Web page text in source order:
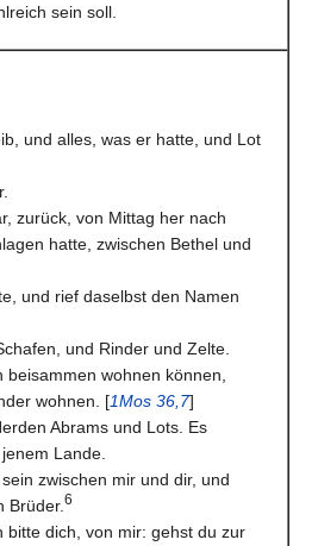
sein soll.
und alles, was er hatte, und Lot
zurück, von Mittag her nach
hatte, zwischen Bethel und
und rief daselbst den Namen
und Rinder und Zelte.
wohnen können,
wohnen. [1Mos 36,7]
Abrams und Lots. Es
Lande.
zwischen mir und dir, und
Brüder. 6
dich, von mir: gehst du zur